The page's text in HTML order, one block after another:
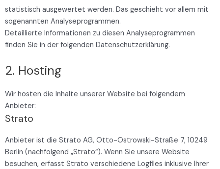
statistisch ausgewertet werden. Das geschieht vor allem mit
sogenannten Analyseprogrammen.
Detaillierte Informationen zu diesen Analyseprogrammen
finden Sie in der folgenden Datenschutzerklärung.
2. Hosting
Wir hosten die Inhalte unserer Website bei folgendem
Anbieter:
Strato
Anbieter ist die Strato AG, Otto-Ostrowski-Straße 7, 10249
Berlin (nachfolgend „Strato“). Wenn Sie unsere Website
besuchen, erfasst Strato verschiedene Logfiles inklusive Ihrer